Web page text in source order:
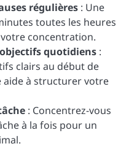
régulières : Une
toutes les heures
concentration.
quotidiens :
clairs au début de
aide à structurer votre
: Concentrez-vous
à la fois pour un